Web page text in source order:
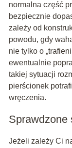
normalna część
bezpiecznie
zależy od
powodu, gdy
nie tylko o
ewentualnie
takiej sytuacji
pierścionek
wręczenia.
Sprawdzone
Jeżeli zależy Ci